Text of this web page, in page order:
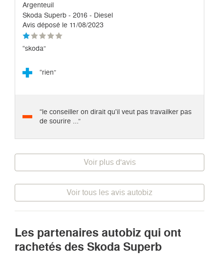
Argenteuil
Skoda Superb - 2016 - Diesel
Avis déposé le 11/08/2023
“skoda”
“rien”
“le conseiller on dirait qu'il veut pas travailker pas
de sourire ...”
Voir plus d'avis
Voir tous les avis autobiz
Les partenaires autobiz qui ont
rachetés des Skoda Superb